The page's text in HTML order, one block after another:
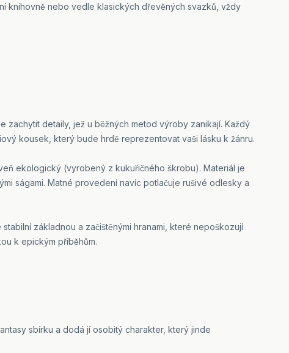
knihovně nebo vedle klasických dřevěných svazků, vždy
zachytit detaily, jež u běžných metod výroby zanikají. Každý
kousek, který bude hrdě reprezentovat vaši lásku k žánru.
ekologický (vyrobený z kukuřičného škrobu). Materiál je
ságami. Matné provedení navíc potlačuje rušivé odlesky a
základnou a začištěnými hranami, které nepoškozují
k epickým příběhům.
sbírku a dodá jí osobitý charakter, který jinde